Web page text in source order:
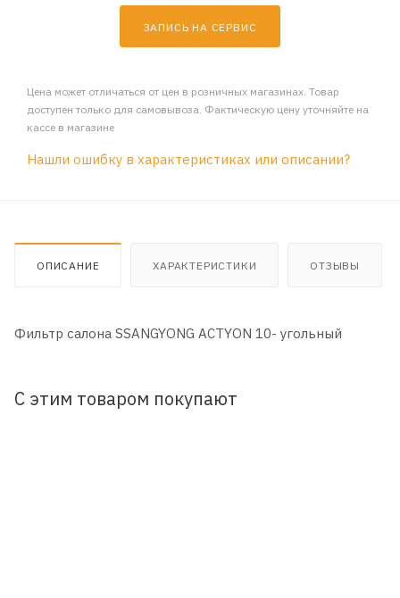
ЗАПИСЬ НА СЕРВИС
Цена может отличаться от цен в розничных магазинах. Товар
доступен только для самовывоза. Фактическую цену уточняйте на
кассе в магазине
Нашли ошибку в характеристиках или описании?
ОПИСАНИЕ ХАРАКТЕРИСТИКИ ОТЗЫВЫ
Фильтр салона SSANGYONG ACTYON 10- угольный
С этим товаром покупают